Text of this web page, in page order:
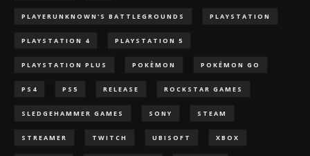
PLAYERUNKNOWN'S BATTLEGROUNDS PLAYSTATION
PLAYSTATION 4 PLAYSTATION 5
PLAYSTATION PLUS POKÈMON POKÉMON GO
PS4 PS5 RELEASE ROCKSTAR GAMES
SLEDGEHAMMER GAMES SONY STEAM
STREAMER TWITCH UBISOFT XBOX